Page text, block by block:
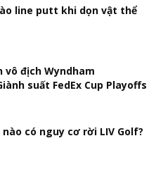
line putt khi dọn vật thể
vô địch Wyndham
suất FedEx Cup Playoffs
có nguy cơ rời LIV Golf?